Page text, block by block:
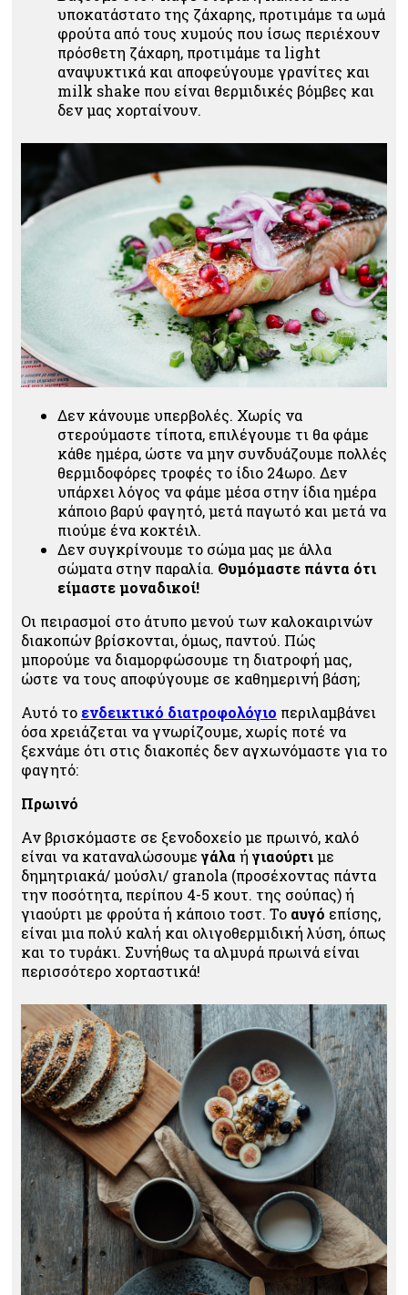
υποκατάστατο της ζάχαρης, προτιμάμε τα ωμά
φρούτα από τους χυμούς που ίσως περιέχουν
πρόσθετη ζάχαρη, προτιμάμε τα light
αναψυκτικά και αποφεύγουμε γρανίτες και
milk shake που είναι θερμιδικές βόμβες και
δεν μας χορταίνουν.
Δεν κάνουμε υπερβολές. Χωρίς να
στερούμαστε τίποτα, επιλέγουμε τι θα φάμε
κάθε ημέρα, ώστε να μην συνδυάζουμε πολλές
θερμιδοφόρες τροφές το ίδιο 24ωρο. Δεν
υπάρχει λόγος να φάμε μέσα στην ίδια ημέρα
κάποιο βαρύ φαγητό, μετά παγωτό και μετά να
πιούμε ένα κοκτέιλ.
Δεν συγκρίνουμε το σώμα μας με άλλα
σώματα στην παραλία. Θυμόμαστε πάντα ότι
είμαστε μοναδικοί!
Οι πειρασμοί στο άτυπο μενού των καλοκαιρινών
διακοπών βρίσκονται, όμως, παντού. Πώς
μπορούμε να διαμορφώσουμε τη διατροφή μας,
ώστε να τους αποφύγουμε σε καθημερινή βάση;
Αυτό το ενδεικτικό διατροφολόγιο περιλαμβάνει
όσα χρειάζεται να γνωρίζουμε, χωρίς ποτέ να
ξεχνάμε ότι στις διακοπές δεν αγχωνόμαστε για το
φαγητό:
Πρωινό
Αν βρισκόμαστε σε ξενοδοχείο με πρωινό, καλό
είναι να καταναλώσουμε γάλα ή γιαούρτιμε
δημητριακά/ μούσλι/ granola (προσέχοντας πάντα
την ποσότητα, περίπου 4-5 κουτ. της σούπας) ή
γιαούρτι με φρούτα ή κάποιο τοστ. Το αυγό επίσης,
είναι μια πολύ καλή και ολιγοθερμιδική λύση, όπως
και το τυράκι. Συνήθως τα αλμυρά πρωινά είναι
περισσότερο χορταστικά!